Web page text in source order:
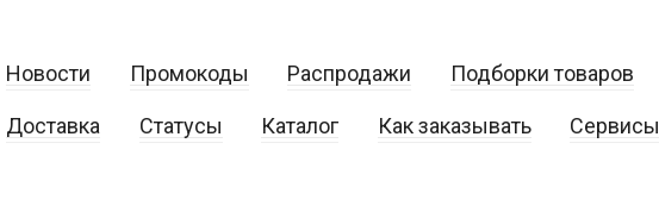
Новости Промокоды Распродажи Подборки товаров
Доставка Статусы Каталог Как заказывать Сервисы